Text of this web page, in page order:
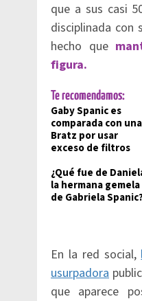
que a sus casi
disciplinada con
hecho que
figura.
Te recomendamos:
Gaby Spanic es
comparada con una
Bratz por usar
exceso de filtros
¿Qué fue de
la hermana gemela
de Gabriela
En la red social,
usurpadora
que aparece